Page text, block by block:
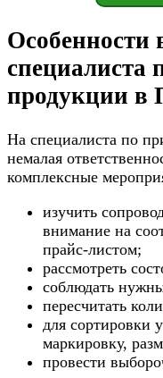
Особенности
специалиста
продукции в
На специалиста по
немалая
комплексные
изучить
внимание на
прайс-листом;
рассмотреть
соблюдать
пересчитать
для сортировки
маркировку,
провести